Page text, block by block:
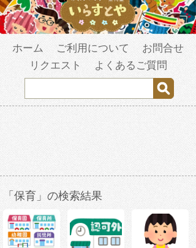
ホーム ご利用について
お問合せ
リクエスト
よくあるご質問
「保育」の検索結果